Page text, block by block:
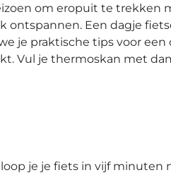
om eropuit te
ontspannen. Een dagje
je praktische tips voor
Vul je thermoskan met
je je fiets in vijf minuten